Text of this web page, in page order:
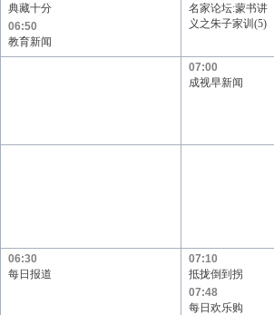
典藏十分
06:50
教育新闻
名家论坛:蒙书讲
义之朱子家训(5)
07:00
成视早新闻
06:30
每日报道
07:10
抵拢倒到拐
07:48
每日欢乐购